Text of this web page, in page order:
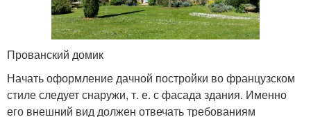
Прованский домик
Начать оформление дачной постройки во французском
стиле следует снаружи, т. е. с фасада здания. Именно
его внешний вид должен отвечать требованиям